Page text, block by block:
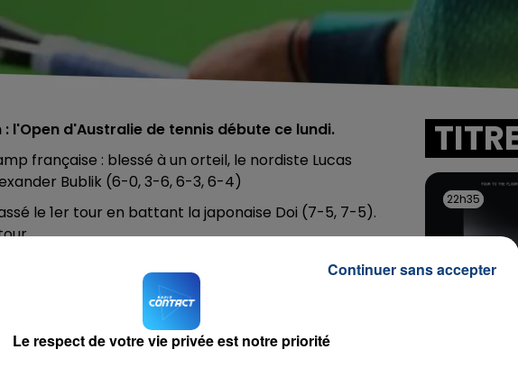
l'Open d'Australie de tennis débute ce lundi.
française : blessé à un orteil, le nordiste Lucas
Bublik (6-0, 3-6, 6-3, 6-4)
le 1er tour en battant la japonaise Doi (7-5, 7-5).
la jeune croate Ana Konjuh la nuit
Cagla Buyukakcay. En cas de victoire, elle
tour.
22h35
22h35
OFENBACH &
Four To
Le respect de votre vie privée est notre priorité
Continuer sans accepter